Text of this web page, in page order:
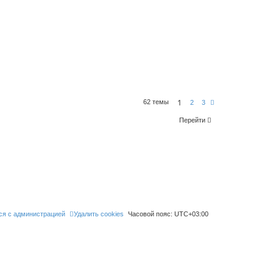
62 темы 1 2 3
Перейти
Часовой пояс: UTC+03:00
Удалить cookies
с администрацией